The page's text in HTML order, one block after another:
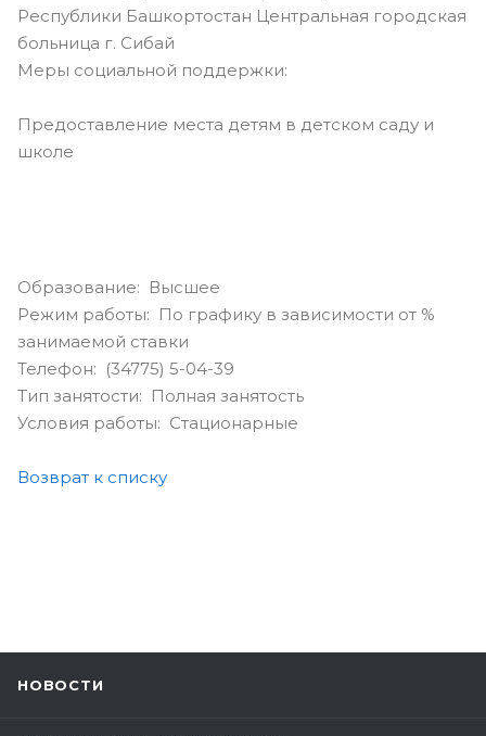
Республики Башкортостан Центральная городская
больница г. Сибай
Меры социальной поддержки:
Предоставление места детям в детском саду и
школе
Образование: Высшее
Режим работы: По графику в зависимости от %
занимаемой ставки
Телефон: (34775) 5-04-39
Тип занятости: Полная занятость
Условия работы: Стационарные
Возврат к списку
НОВОСТИ